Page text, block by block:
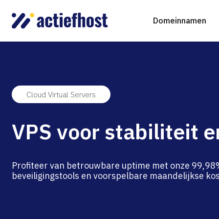
Domeinnamen
Domeinnaam registreren
Domeinnaam verhuizen
Webhosting
NGINX Hosting
Virtual Servers
Beheerde Cloud Virtuele Server
Cloud Virtual Servers
VPS voor stabiliteit
Profiteer van betrouwbare uptime met onze
beveiligingstools en voorspelbare maandelijkse